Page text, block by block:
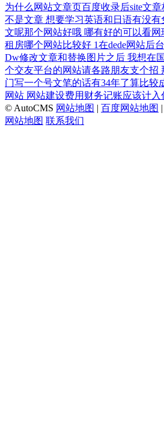
为什么网站文章页百度收录后site文
不是文章 想要学习英语和日语有没
文呢那个网站好哦 哪有好的可以看
租房哪个网站比较好 1在dede网站后
Dw修改文章和替换图片之后 我想在
个交友平台的网站请各路朋友支个招
门写一个号文笔的话有34年了算比较
网站 网站建设费用财务记账应该计
© AutoCMS 网站地图 | 百度网站地图 |
网站地图 联系我们